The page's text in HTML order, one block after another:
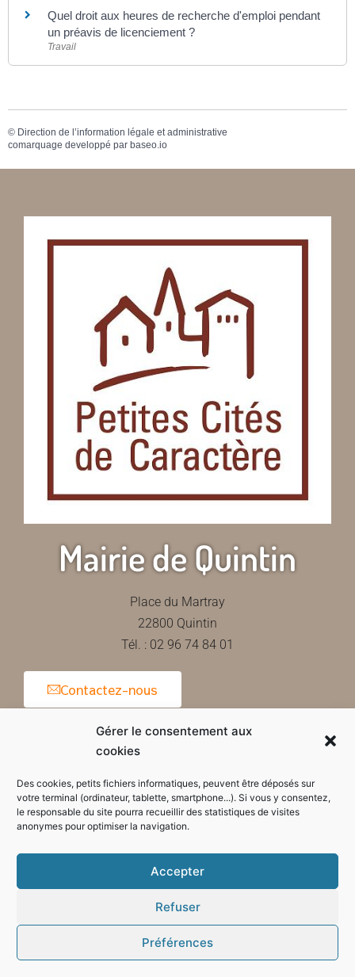
Gérer le consentement aux
cookies
Des cookies, petits fichiers informatiques, peuvent être déposés sur
votre terminal (ordinateur, tablette, smartphone...). Si vous y consentez,
le responsable du site pourra recueillir des statistiques de visites
anonymes pour optimiser la navigation.
Accepter
Refuser
Préférences
Quel droit aux heures de recherche d'emploi pendant
un préavis de licenciement ?
Travail
© Direction de l’information légale et administrative
comarquage developpé par baseo.io
Mairie de Quintin
Place du Martray
22800 Quintin
Tél. : 02 96 74 84 01
Contactez-nous
Horaires d'ouverture de la mairie
Mode sombre :